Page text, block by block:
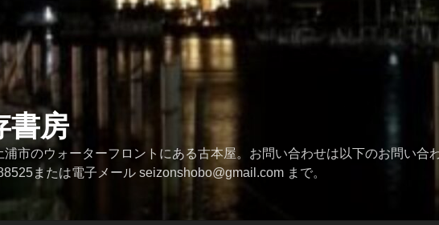
書房
浦市のウォーターフロントにある古本屋。お問い合わせは以下のお問い合
または電子メール seizonshobo@gmail.com まで。